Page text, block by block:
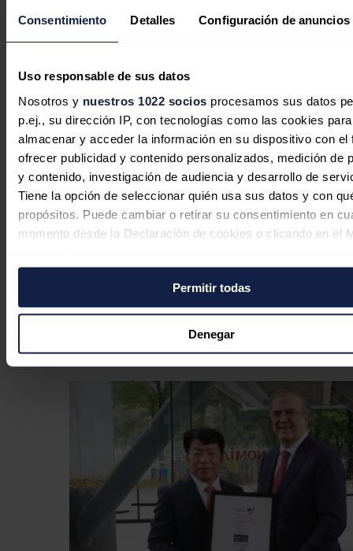
Consentimiento Detalles Configuración de anuncios
Uso responsable de sus datos
Nosotros y nuestros 1022 socios procesamos sus datos
p.ej., su dirección IP, con tecnologías como las cookies para
almacenar y acceder la información en su dispositivo con el
ofrecer publicidad y contenido personalizados, medición de
y contenido, investigación de audiencia y desarrollo de
Tiene la opción de seleccionar quién usa sus datos y con
propósitos. Puede cambiar o retirar su consentimiento en
momento desde la Declaración de cookies o clicando en el
Si lo permite, también quisiéramos:
Recopilar información sobre su ubicación geográfica
puede tener una precisión de varios metros
Identificar su dispositivo analizándolo activamente
características específicas (huellas digitales)
Obtenga más información sobre cómo se procesan sus
personales y establezca sus preferencias en la sección de
Puede cambiar o retirar su consentimiento en cualquier
la Declaración de cookies.
Las cookies de este sitio web se usan para personalizar el
y los anuncios, ofrecer funciones de redes sociales y
tráfico. Además, compartimos información sobre el uso que
sitio web con nuestros partners de redes sociales,
Permitir todas
Denegar
Copenhagen Infrastructure Partners
alcanza el cierre financiero e inicia la
construcción de su primer proyecto
en México
Redacción06/08/2026
Energía Costa Azul, la segunda
terminal de GNL de México, realiza
su primer envío de exportación